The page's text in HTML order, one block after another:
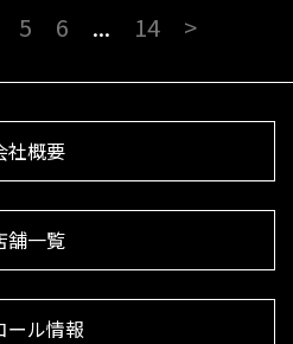
5 6 ... 14 >
社概要
舗一覧
ール情報